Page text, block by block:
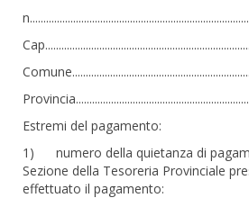
Estremi del pagamento:
1) numero della quietanza di
Sezione della Tesoreria Provinciale
effettuato il pagamento: